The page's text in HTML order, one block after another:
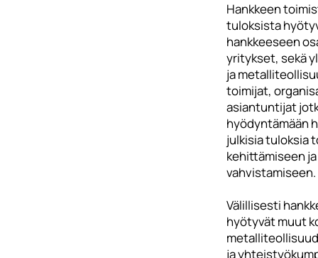
Hankkeen
tuloksista
hankkeeseen
yritykset, sekä
ja
toimijat,
asiantuntijat
hyödyntämään
julkisia tuloksia
kehittämiseen
vahvistamiseen.
Välillisesti
hyötyvät muut
ja